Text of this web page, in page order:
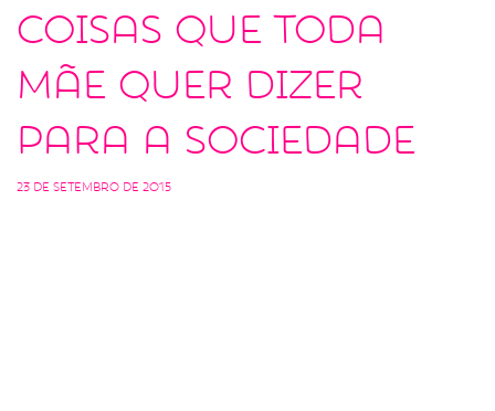
coisas que toda
mãe quer dizer
para a sociedade
23 de setembro de 2015